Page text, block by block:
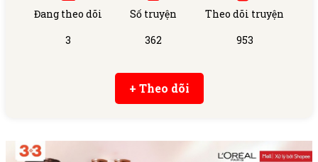
Đang theo dõi
3
Số truyện
362
Theo dõi truyện
953
+ Theo dõi